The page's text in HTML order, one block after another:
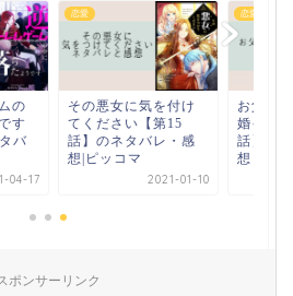
悪女に気を付け
ださい【第15
のネタバレ・感
恋愛
お父さん、私この結
婚イヤです！【26
話】のネタバレと感
ポンサーリンク